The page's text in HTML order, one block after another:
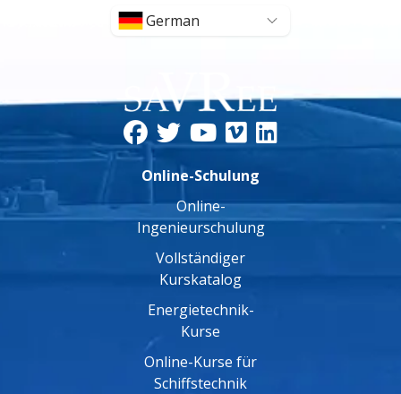
German
Online-Schulung
Online-
Ingenieurschulung
Vollständiger
Kurskatalog
Energietechnik-
Kurse
Online-Kurse für
Schiffstechnik